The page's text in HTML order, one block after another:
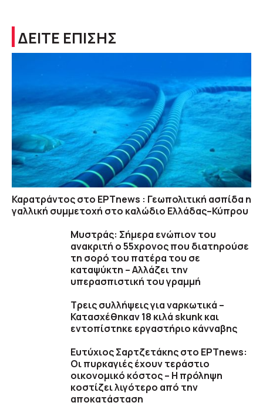
ΔΕΙΤΕ ΕΠΙΣΗΣ
Καρατράντος στο ΕΡΤnews : Γεωπολιτική ασπίδα η
γαλλική συμμετοχή στο καλώδιο Ελλάδας–Κύπρου
Μυστράς: Σήμερα ενώπιον του
ανακριτή ο 55χρονος που διατηρούσε
τη σορό του πατέρα του σε
καταψύκτη – Αλλάζει την
υπερασπιστική του γραμμή
Τρεις συλλήψεις για ναρκωτικά –
Κατασχέθηκαν 18 κιλά skunk και
εντοπίστηκε εργαστήριο κάνναβης
Ευτύχιος Σαρτζετάκης στο ΕΡΤnews:
Οι πυρκαγιές έχουν τεράστιο
οικονομικό κόστος – Η πρόληψη
κοστίζει λιγότερο από την
αποκατάσταση